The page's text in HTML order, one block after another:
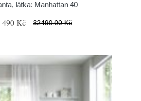
látka: Manhattan 40
490 Kč 32490.00 Kč